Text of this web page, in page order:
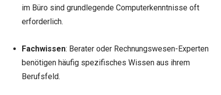
im Büro sind grundlegende Computerkenntnisse oft
erforderlich.
Fachwissen: Berater oder Rechnungswesen-Experten
benötigen häufig spezifisches Wissen aus ihrem
Berufsfeld.